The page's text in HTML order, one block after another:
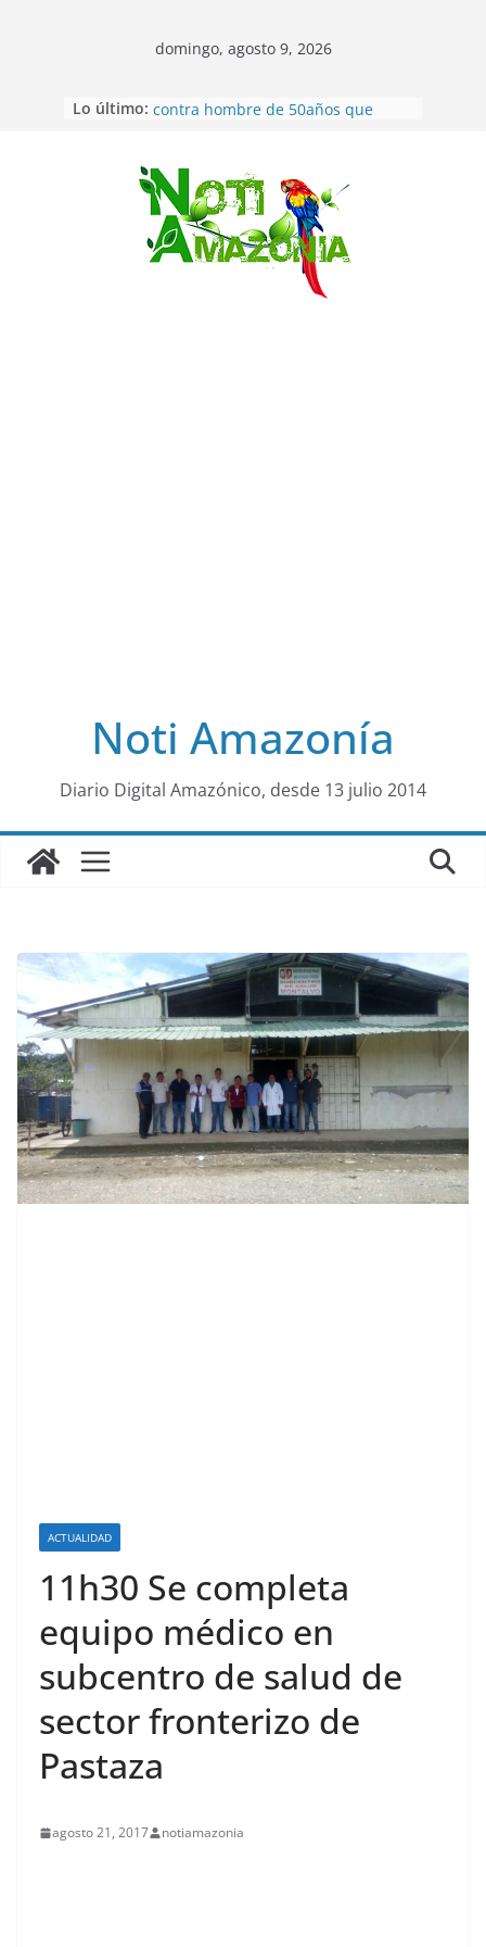
Saltar
al
domingo, agosto 9, 2026
Lo último: Pastaza: Fiscal no emite cargos
con una menor de10 años en
frontera sur
Napo: presunto sicariato en cantón
Archidona
Ecuador: dos jóvenes de 22 años
desaparecidos fueron encontrados
muertos en Puerto lopez
Noti Amazonía
Diario Digital Amazónico, desde 13 julio 2014
ACTUALIDAD
11h30 Se completa
equipo médico en
subcentro de salud de
sector fronterizo de
Pastaza
agosto 21, 2017 notiamazonia